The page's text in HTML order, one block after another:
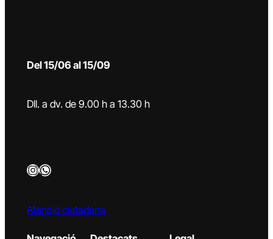
Del 15/06 al 15/09
Dll. a dv. de 9.00 h a 13.30 h
InstagramWhatsApp
Atenció ciutadana